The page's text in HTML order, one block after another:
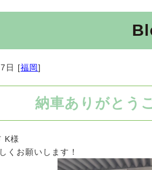
日 [福岡]
納車ありがとう
K様
くお願いします！